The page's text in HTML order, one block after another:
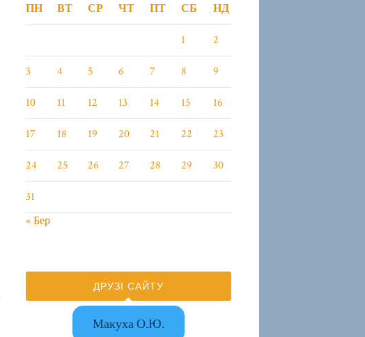
ПН
ВТ СР ЧТ ПТ СБ НД
1 2
3 4 5 6 7 8 9
10 11 12 13 14 15 16
17 18 19 20 21 22 23
24 25 26 27 28 29 30
31
« Бер
ДРУЗІ САЙТУ
Макуха О.Ю.